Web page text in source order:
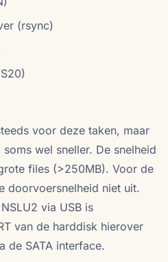
(rsync)
voor deze taken, maar
wel sneller. De snelheid
files (>250MB). Voor de
doorvoersnelheid niet uit.
via USB is
van de harddisk hierover
de SATA interface.